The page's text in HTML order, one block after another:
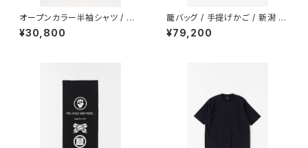
オープンカラー半袖シャツ / 型
染め / 伊藤若冲 / 鯨 / LIGHT
BLUE
¥30,800
籠バッグ / 手提げかご / 新潟 /
胡桃(くるみ) / 太巾特大 / 2112
¥79,200